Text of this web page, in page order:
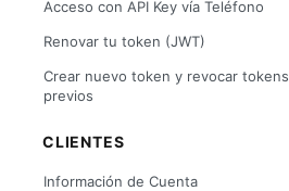
Acceso con API Key vía Teléfono
Renovar tu token (JWT)
Crear nuevo token y revocar tokens
previos
CLIENTES
Información de Cuenta